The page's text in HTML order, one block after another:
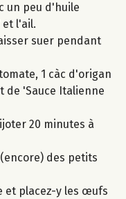
un peu d'huile
et l'ail.
suer pendant
1 càc d'origan
de 'Sauce Italienne
20 minutes à
des petits
et placez-y les œufs